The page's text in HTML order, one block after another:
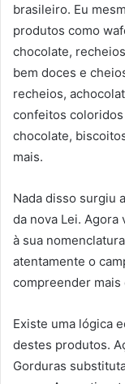
brasileiro. Eu
produtos como
chocolate,
bem doces e
recheios,
confeitos
chocolate,
mais.
Nada disso surgiu
da nova Lei. Agora
à sua
atentamente o
compreender mais
Existe uma lógica
destes produtos.
Gorduras